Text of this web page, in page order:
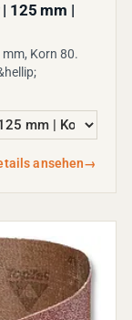
125 mm |
Korn 80.
ansehen→